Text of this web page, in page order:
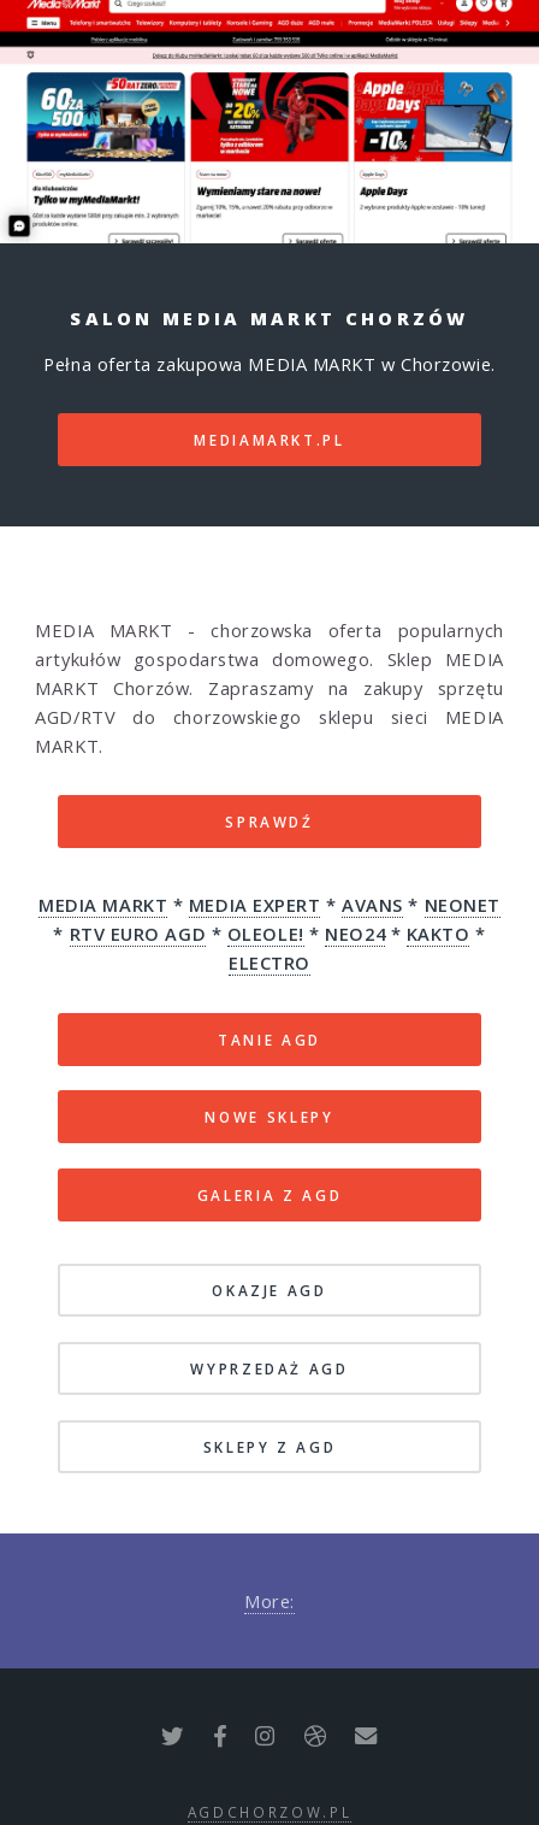
SALON MEDIA MARKT CHORZÓW
Pełna oferta zakupowa MEDIA MARKT w Chorzowie.
MEDIAMARKT.PL
MEDIA MARKT - chorzowska oferta popularnych
artykułów gospodarstwa domowego. Sklep MEDIA
MARKT Chorzów. Zapraszamy na zakupy sprzętu
AGD/RTV do chorzowskiego sklepu sieci MEDIA
MARKT.
SPRAWDŹ
MEDIA MARKT * MEDIA EXPERT *AVANS * NEONET
* RTV EURO AGD * OLEOLE! * NEO24* KAKTO *
ELECTRO
TANIE AGD
NOWE SKLEPY
GALERIA Z AGD
OKAZJE AGD
WYPRZEDAŻ AGD
SKLEPY Z AGD
More:
AGDCHORZOW.PL